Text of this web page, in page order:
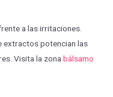
a las irritaciones.
extractos potencian las
Visita la zonabálsamo